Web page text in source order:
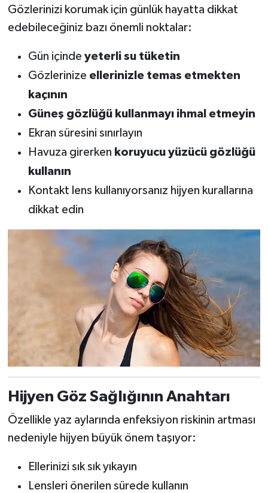
Gözlerinizi korumak için günlük hayatta dikkat
edebileceğiniz bazı önemli noktalar:
Gün içinde yeterli su tüketin
Gözlerinize ellerinizle temas etmekten
kaçının
Güneş gözlüğü kullanmayı ihmal etmeyin
Ekran süresini sınırlayın
Havuza girerken koruyucu yüzücü gözlüğü
kullanın
Kontakt lens kullanıyorsanız hijyen kurallarına
dikkat edin
Hijyen Göz Sağlığının Anahtarı
Özellikle yaz aylarında enfeksiyon riskinin artması
nedeniyle hijyen büyük önem taşıyor:
Ellerinizi sık sık yıkayın
Lensleri önerilen sürede kullanın